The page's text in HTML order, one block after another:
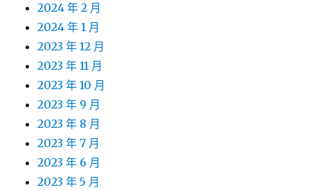
2024 年 2 月
2024 年 1 月
2023 年 12 月
2023 年 11 月
2023 年 10 月
2023 年 9 月
2023 年 8 月
2023 年 7 月
2023 年 6 月
2023 年 5 月